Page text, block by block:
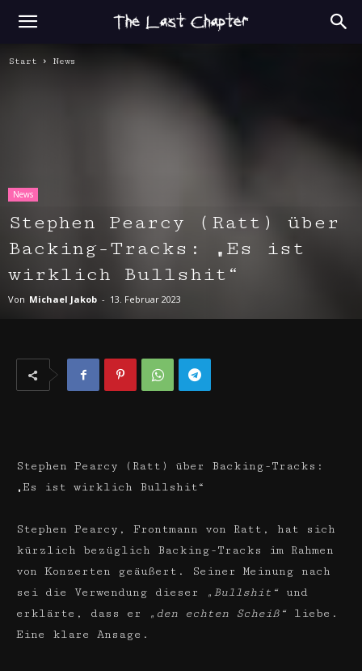
Start News
News
Stephen Pearcy (Ratt) über
Backing-Tracks: „Es ist
wirklich Bullshit“
Von Michael Jakob - 13. Februar 2023
Stephen Pearcy (Ratt) über Backing-Tracks:
„Es ist wirklich Bullshit“
Stephen Pearcy, Frontmann von Ratt, hat sich
kürzlich bezüglich Backing-Tracks im Rahmen
von Konzerten geäußert. Seiner Meinung nach
sei die Verwendung dieser
„Bullshit“ und
erklärte, dass er
„den echten Scheiß“ liebe.
Eine klare Ansage.